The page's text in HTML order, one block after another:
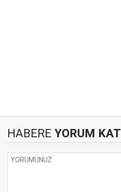
HABERE YORUM KAT